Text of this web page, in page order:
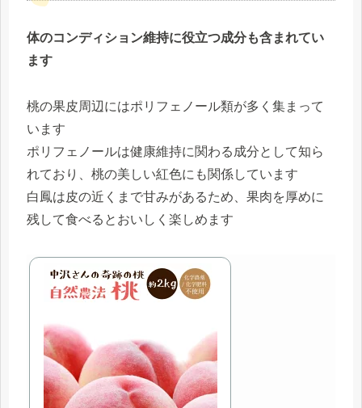
体のコンディション維持に役立つ成分も含まれてい
ます
桃の果皮周辺にはポリフェノール類が多く集まって
います
ポリフェノールは健康維持に関わる成分として知ら
れており、桃の美しい紅色にも関係しています
白鳳は皮の近くまで甘みがあるため、果肉を厚めに
残して食べるとおいしく楽しめます